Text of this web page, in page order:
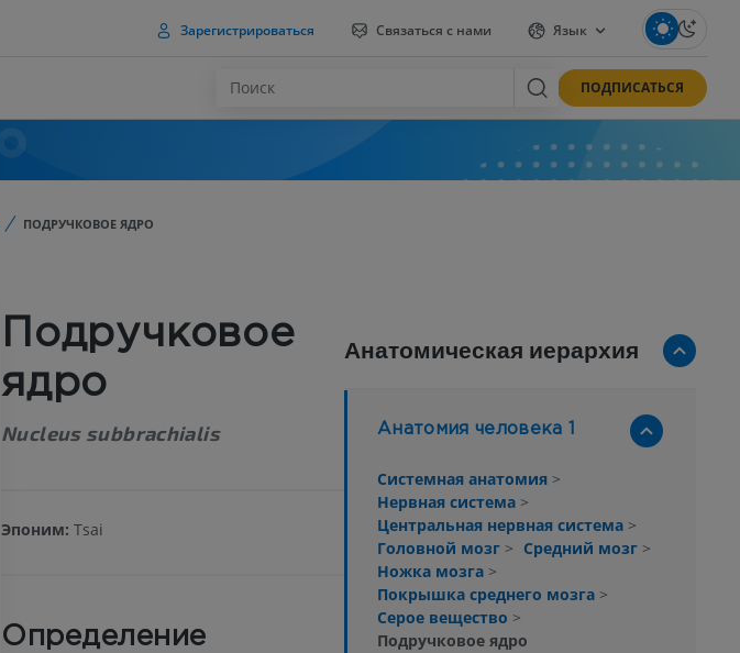
Зарегистрироваться Связаться с нами Язык
ПОДПИСАТЬСЯ
ПОДРУЧКОВОЕ ЯДРО
Подручковое
ядро
Nucleus subbrachialis
Эпоним: Tsai
Определение
Анатомическая иерархия
Анатомия человека 1
Системная анатомия >
Нервная система >
Центральная нервная система >
Головной мозг > Средний мозг >
Ножка мозга >
Покрышка среднего мозга >
Серое вещество >
Подручковое ядро